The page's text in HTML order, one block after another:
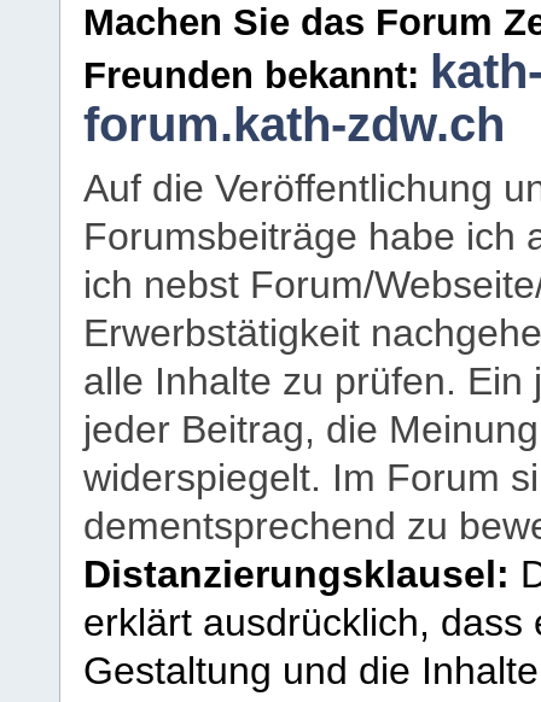
Machen Sie das Forum
Freunden bekannt:
forum.kath-zdw.ch
Auf die Veröffentlichung
Forumsbeiträge habe ich
ich nebst Forum/
Erwerbstätigkeit
alle Inhalte zu prüfen.
jeder Beitrag, die
widerspiegelt. Im Forum
dementsprechend zu
Distanzierungsklausel:
erklärt ausdrücklich,
Gestaltung und die